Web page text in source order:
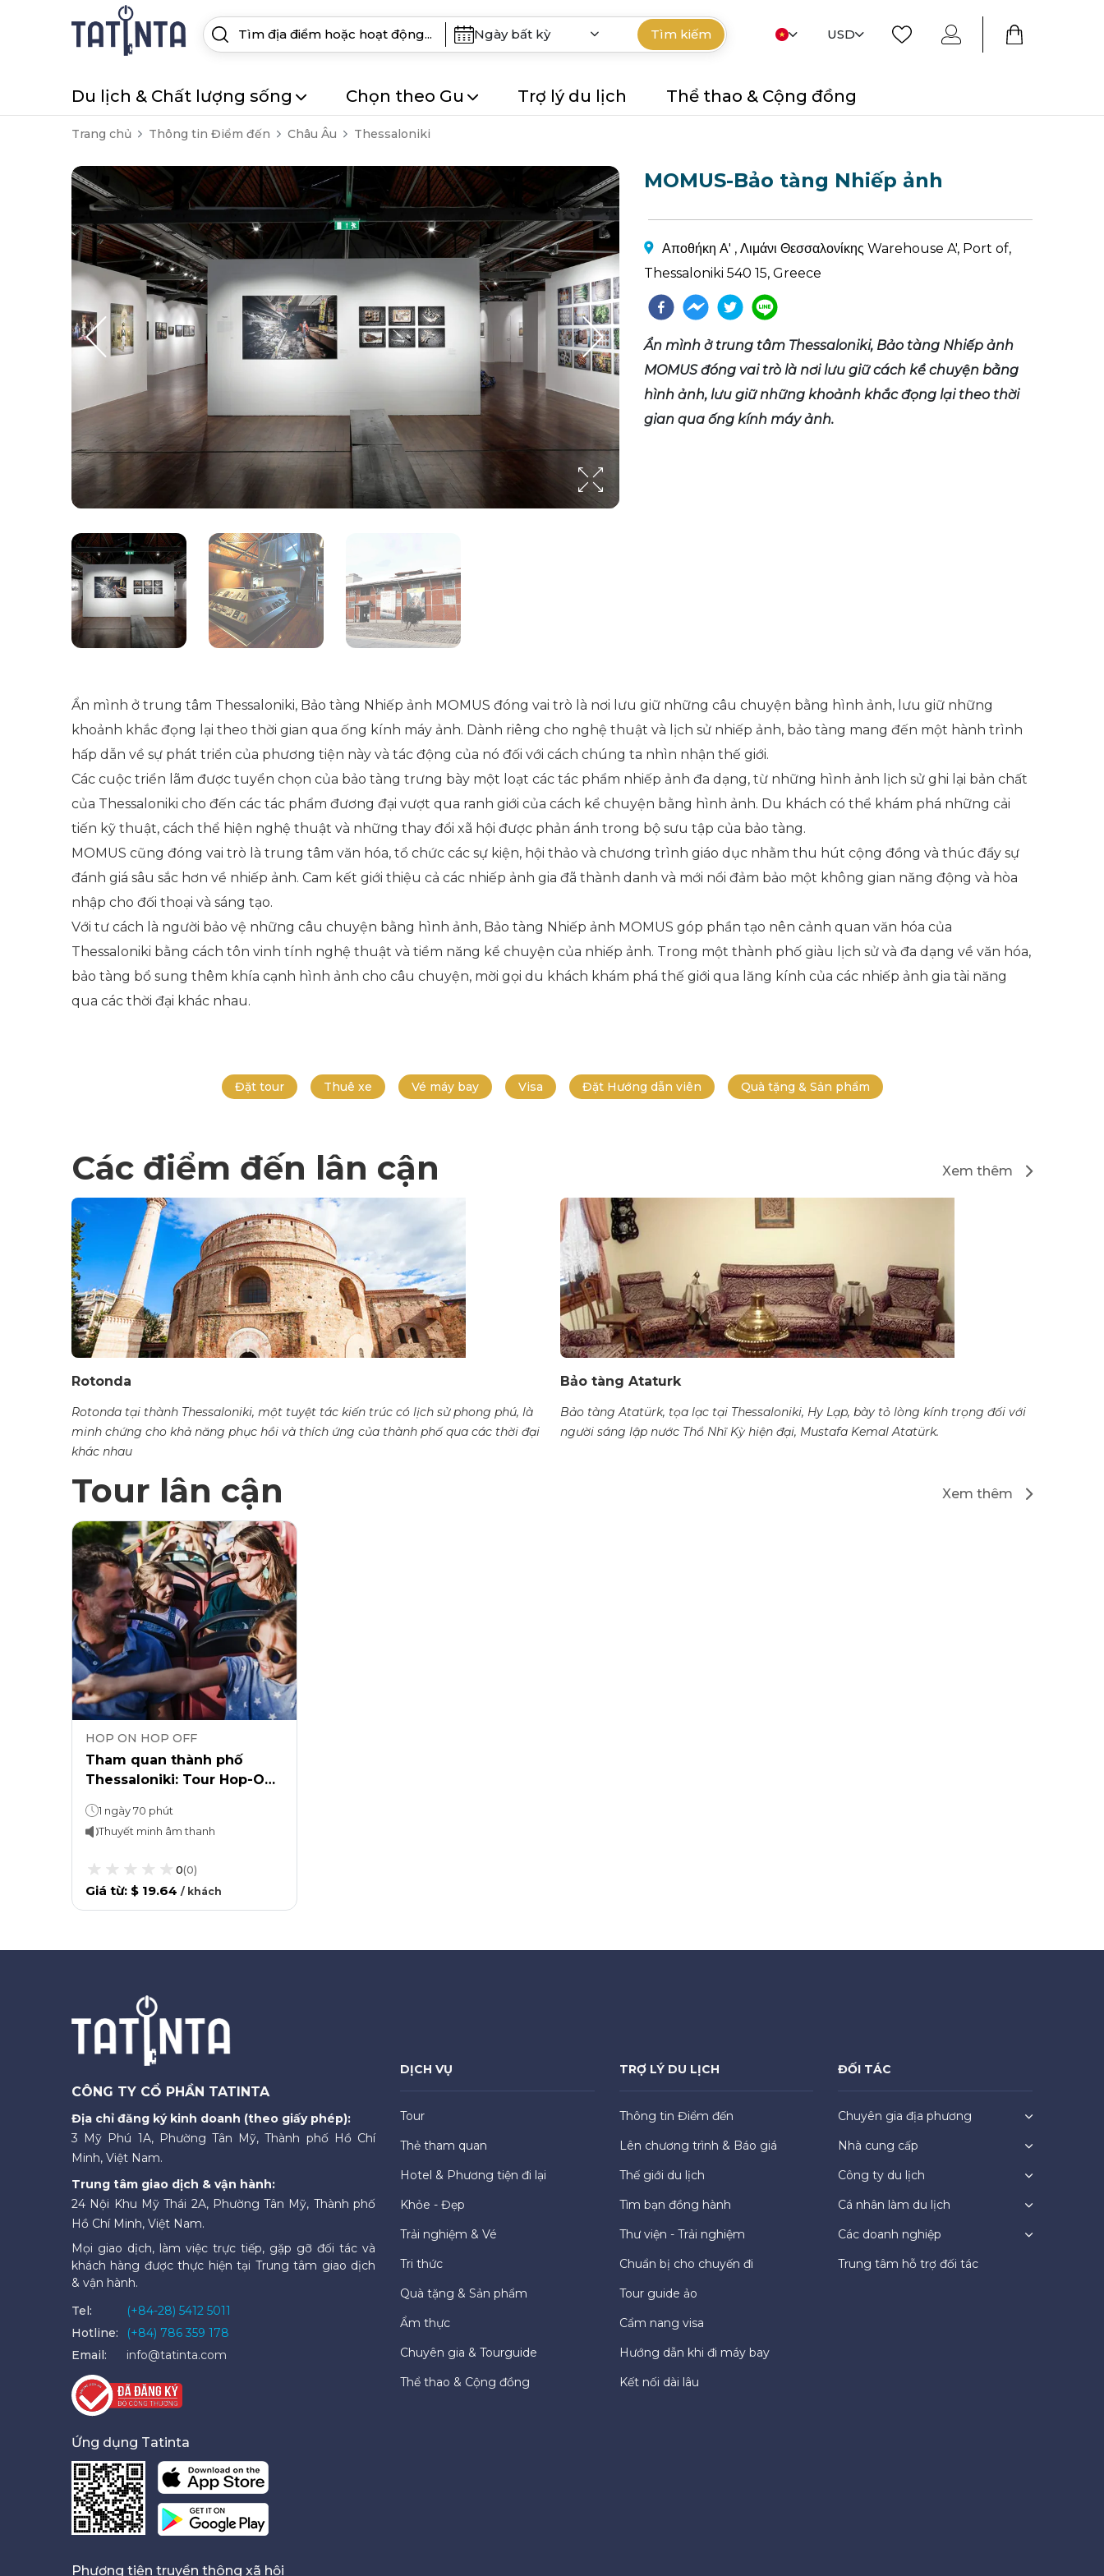
Ngày bất kỳ Tìm kiếm USD
Du lịch & Chất lượng sống Chọn theo Gu Trợ lý du lịch Thể thao & Cộng đồng
Trang chủ Thông tin Điểm đến Châu Âu Thessaloniki
MOMUS-Bảo tàng Nhiếp ảnh
Αποθήκη Α' , Λιμάνι Θεσσαλονίκης Warehouse A', Port of,
Thessaloniki 540 15, Greece
Ẩn mình ở trung tâm Thessaloniki, Bảo tàng Nhiếp ảnh
MOMUS đóng vai trò là nơi lưu giữ cách kể chuyện bằng
hình ảnh, lưu giữ những khoảnh khắc đọng lại theo thời
gian qua ống kính máy ảnh.
Ẩn mình ở trung tâm Thessaloniki, Bảo tàng Nhiếp ảnh MOMUS đóng vai trò là nơi lưu giữ những câu chuyện bằng hình ảnh, lưu giữ những
khoảnh khắc đọng lại theo thời gian qua ống kính máy ảnh. Dành riêng cho nghệ thuật và lịch sử nhiếp ảnh, bảo tàng mang đến một hành trình
hấp dẫn về sự phát triển của phương tiện này và tác động của nó đối với cách chúng ta nhìn nhận thế giới.
Các cuộc triển lãm được tuyển chọn của bảo tàng trưng bày một loạt các tác phẩm nhiếp ảnh đa dạng, từ những hình ảnh lịch sử ghi lại bản chất
của Thessaloniki cho đến các tác phẩm đương đại vượt qua ranh giới của cách kể chuyện bằng hình ảnh. Du khách có thể khám phá những cải
tiến kỹ thuật, cách thể hiện nghệ thuật và những thay đổi xã hội được phản ánh trong bộ sưu tập của bảo tàng.
MOMUS cũng đóng vai trò là trung tâm văn hóa, tổ chức các sự kiện, hội thảo và chương trình giáo dục nhằm thu hút cộng đồng và thúc đẩy sự
đánh giá sâu sắc hơn về nhiếp ảnh. Cam kết giới thiệu cả các nhiếp ảnh gia đã thành danh và mới nổi đảm bảo một không gian năng động và hòa
nhập cho đối thoại và sáng tạo.
Với tư cách là người bảo vệ những câu chuyện bằng hình ảnh, Bảo tàng Nhiếp ảnh MOMUS góp phần tạo nên cảnh quan văn hóa của
Thessaloniki bằng cách tôn vinh tính nghệ thuật và tiềm năng kể chuyện của nhiếp ảnh. Trong một thành phố giàu lịch sử và đa dạng về văn hóa,
bảo tàng bổ sung thêm khía cạnh hình ảnh cho câu chuyện, mời gọi du khách khám phá thế giới qua lăng kính của các nhiếp ảnh gia tài năng
qua các thời đại khác nhau.
Đặt tour Thuê xe Vé máy bay Visa Đặt Hướng dẫn viên Quà tặng & Sản phẩm
Các điểm đến lân cận Xem thêm
Rotonda
Rotonda tại thành Thessaloniki, một tuyệt tác kiến trúc có lịch sử phong phú, là
minh chứng cho khả năng phục hồi và thích ứng của thành phố qua các thời đại
khác nhau
Bảo tàng Ataturk
Bảo tàng Atatürk, tọa lạc tại Thessaloniki, Hy Lạp, bày tỏ lòng kính trọng đối với
người sáng lập nước Thổ Nhĩ Kỳ hiện đại, Mustafa Kemal Atatürk.
Tour lân cận Xem thêm
HOP ON HOP OFF
Tham quan thành phố
Thessaloniki: Tour Hop-On
1 ngày 70 phút
Thuyết minh âm thanh
0(0)
Giá từ: $ 19.64 / khách
CÔNG TY CỔ PHẦN TATINTA
Địa chỉ đăng ký kinh doanh (theo giấy phép):
3 Mỹ Phú 1A, Phường Tân Mỹ, Thành phố Hồ Chí
Minh, Việt Nam.
Trung tâm giao dịch & vận hành:
24 Nội Khu Mỹ Thái 2A, Phường Tân Mỹ, Thành phố
Hồ Chí Minh, Việt Nam.
Mọi giao dịch, làm việc trực tiếp, gặp gỡ đối tác và
khách hàng được thực hiện tại Trung tâm giao dịch
& vận hành.
Tel:
(+84-28) 5412 5011
Hotline:
(+84) 786 359 178
Email:
info@tatinta.com
Ứng dụng Tatinta
Phương tiện truyền thông xã hội
DỊCH VỤ
Tour
Thẻ tham quan
Hotel & Phương tiện đi lại
Khỏe - Đẹp
Trải nghiệm & Vé
Tri thức
Quà tặng & Sản phẩm
Ẩm thực
Chuyên gia & Tourguide
Thể thao & Cộng đồng
TRỢ LÝ DU LỊCH
Thông tin Điểm đến
Lên chương trình & Báo giá
Thế giới du lịch
Tìm bạn đồng hành
Thư viện - Trải nghiệm
Chuẩn bị cho chuyến đi
Tour guide ảo
Cẩm nang visa
Hướng dẫn khi đi máy bay
Kết nối dài lâu
ĐỐI TÁC
Chuyên gia địa phương
Nhà cung cấp
Công ty du lịch
Cá nhân làm du lịch
Các doanh nghiệp
Trung tâm hỗ trợ đối tác